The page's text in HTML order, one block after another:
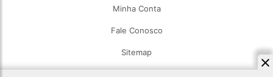
Minha Conta
Fale Conosco
Sitemap